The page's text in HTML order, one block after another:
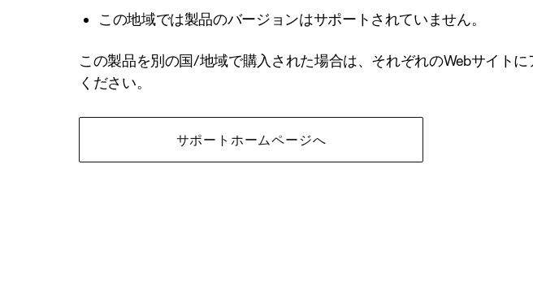
この地域では製品のバージョンはサポートされていません。
この製品を別の国/地域で購入された場合は、それぞれのWebサイト
ください。
サポートホームページへ